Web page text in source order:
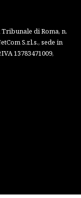
di Roma, n.
S.r.l.s., sede in
13783471009,